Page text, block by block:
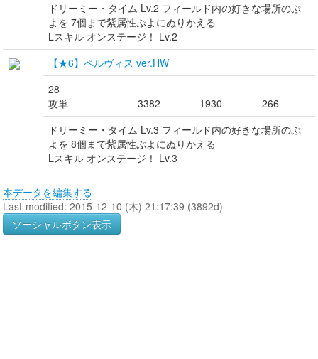
ドリーミー・タイム Lv.2 フィールド内の好きな場所のぷ
よを 7個まで紫属性ぷよにぬりかえる
Lスキル オンステージ！ Lv.2
【★6】ペルヴィス ver.HW
28
攻単
3382 1930
266
ドリーミー・タイム Lv.3 フィールド内の好きな場所のぷ
よを 8個まで紫属性ぷよにぬりかえる
Lスキル オンステージ！ Lv.3
本データを編集する
Last-modified: 2015-12-10 (木) 21:17:39 (3892d)
ソーシャルボタン表示